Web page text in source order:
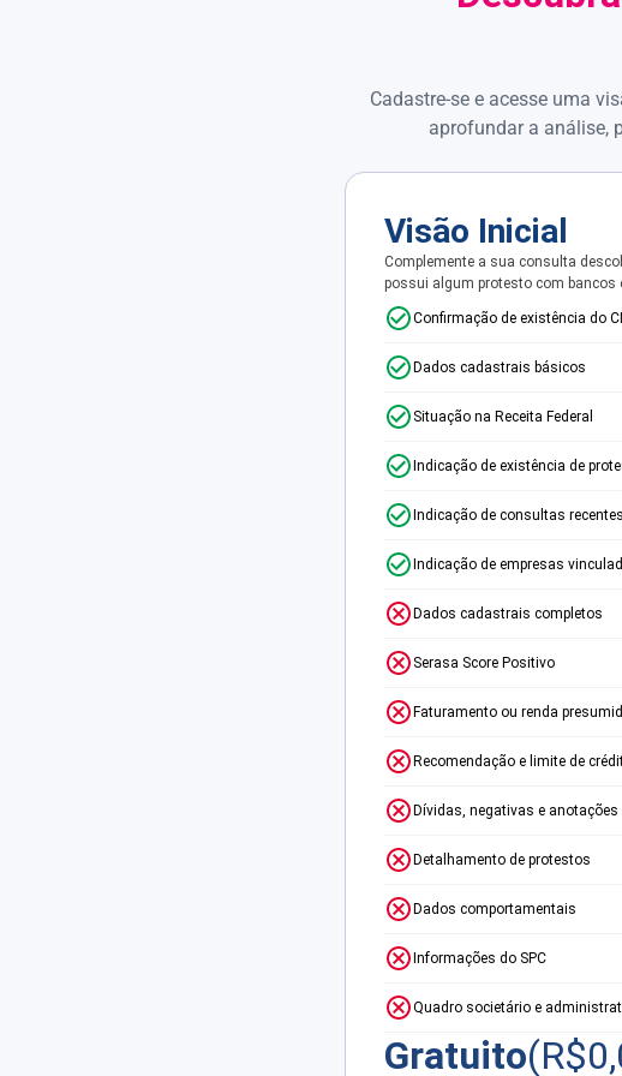
Cadastre-se e acesse uma
aprofundar a análise,
Visão Inicial
Complemente a sua consulta
possui algum protesto com bancos
Confirmação de existência do
Dados cadastrais básicos
Situação na Receita Federal
Indicação de existência de
Indicação de consultas recentes
Indicação de empresas
Dados cadastrais completos
Serasa Score Positivo
Faturamento ou renda
Recomendação e limite de
Dívidas, negativas e anotações
Detalhamento de protestos
Dados comportamentais
Informações do SPC
Quadro societário e
Gratuito(R$